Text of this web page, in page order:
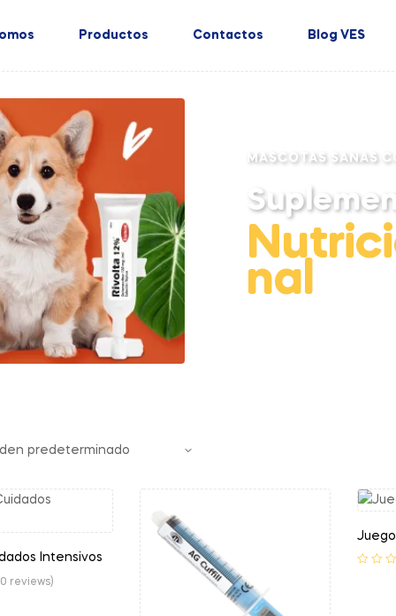
Productos Contactos Blog VES
MASCOTAS SANAS
nal
Intensivos
reviews)